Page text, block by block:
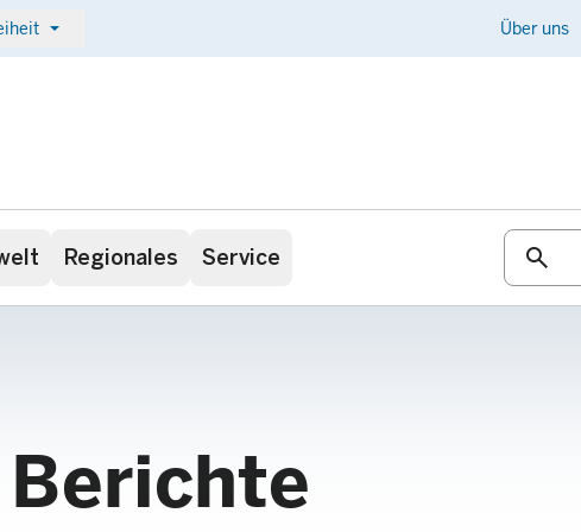
arrow_drop_down Kontakt
Über uns
Regionales Service search